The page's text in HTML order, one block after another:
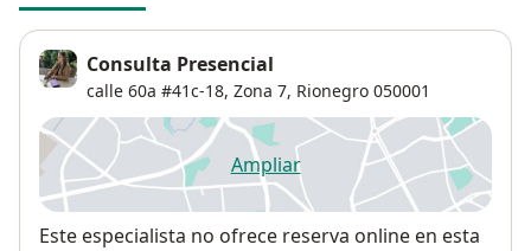
Consulta Presencial
calle 60a #41c-18, Zona 7, Rionegro 050001
Ampliarse abre en una nueva
Disponibilidad
Este especialista no ofrece reserva online en esta